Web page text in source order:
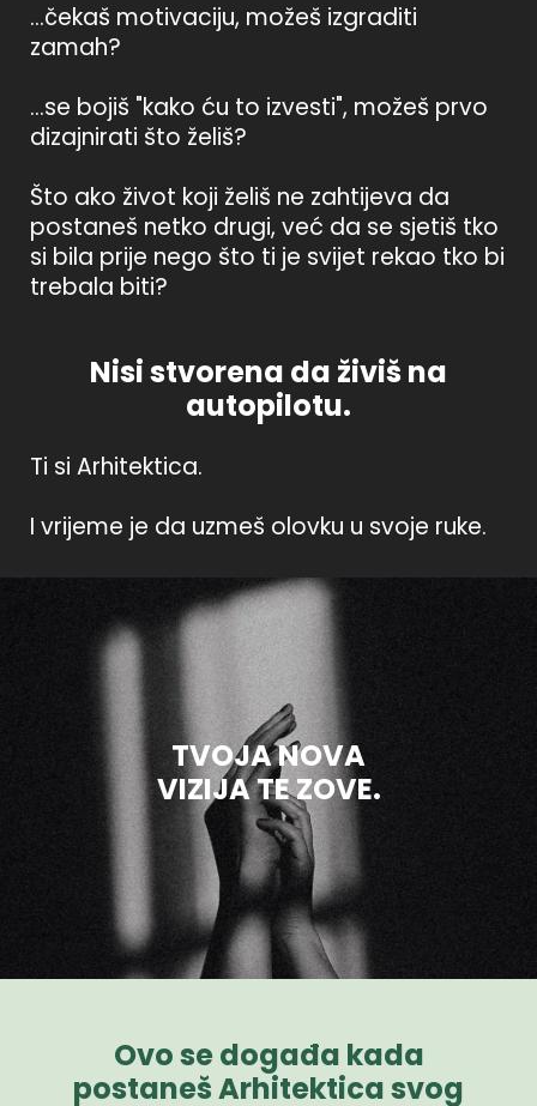
...čekaš motivaciju, možeš izgraditi
zamah?
...se bojiš "kako ću to izvesti", možeš prvo
dizajnirati što želiš?
Što ako život koji želiš ne zahtijeva da
postaneš netko drugi, već da se sjetiš tko
si bila prije nego što ti je svijet rekao tko bi
trebala biti?
Nisi stvorena da živiš na
autopilotu.
Ti si Arhitektica.
I vrijeme je da uzmeš olovku u svoje ruke.
TVOJA NOVA
VIZIJA TE ZOVE.
Ovo se događa kada
postaneš Arhitektica svog